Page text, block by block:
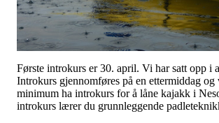
Første introkurs er 30. april. Vi har satt opp i
Introkurs gjennomføres på en ettermiddag og
minimum ha introkurs for å låne kajakk i
introkurs lærer du grunnleggende